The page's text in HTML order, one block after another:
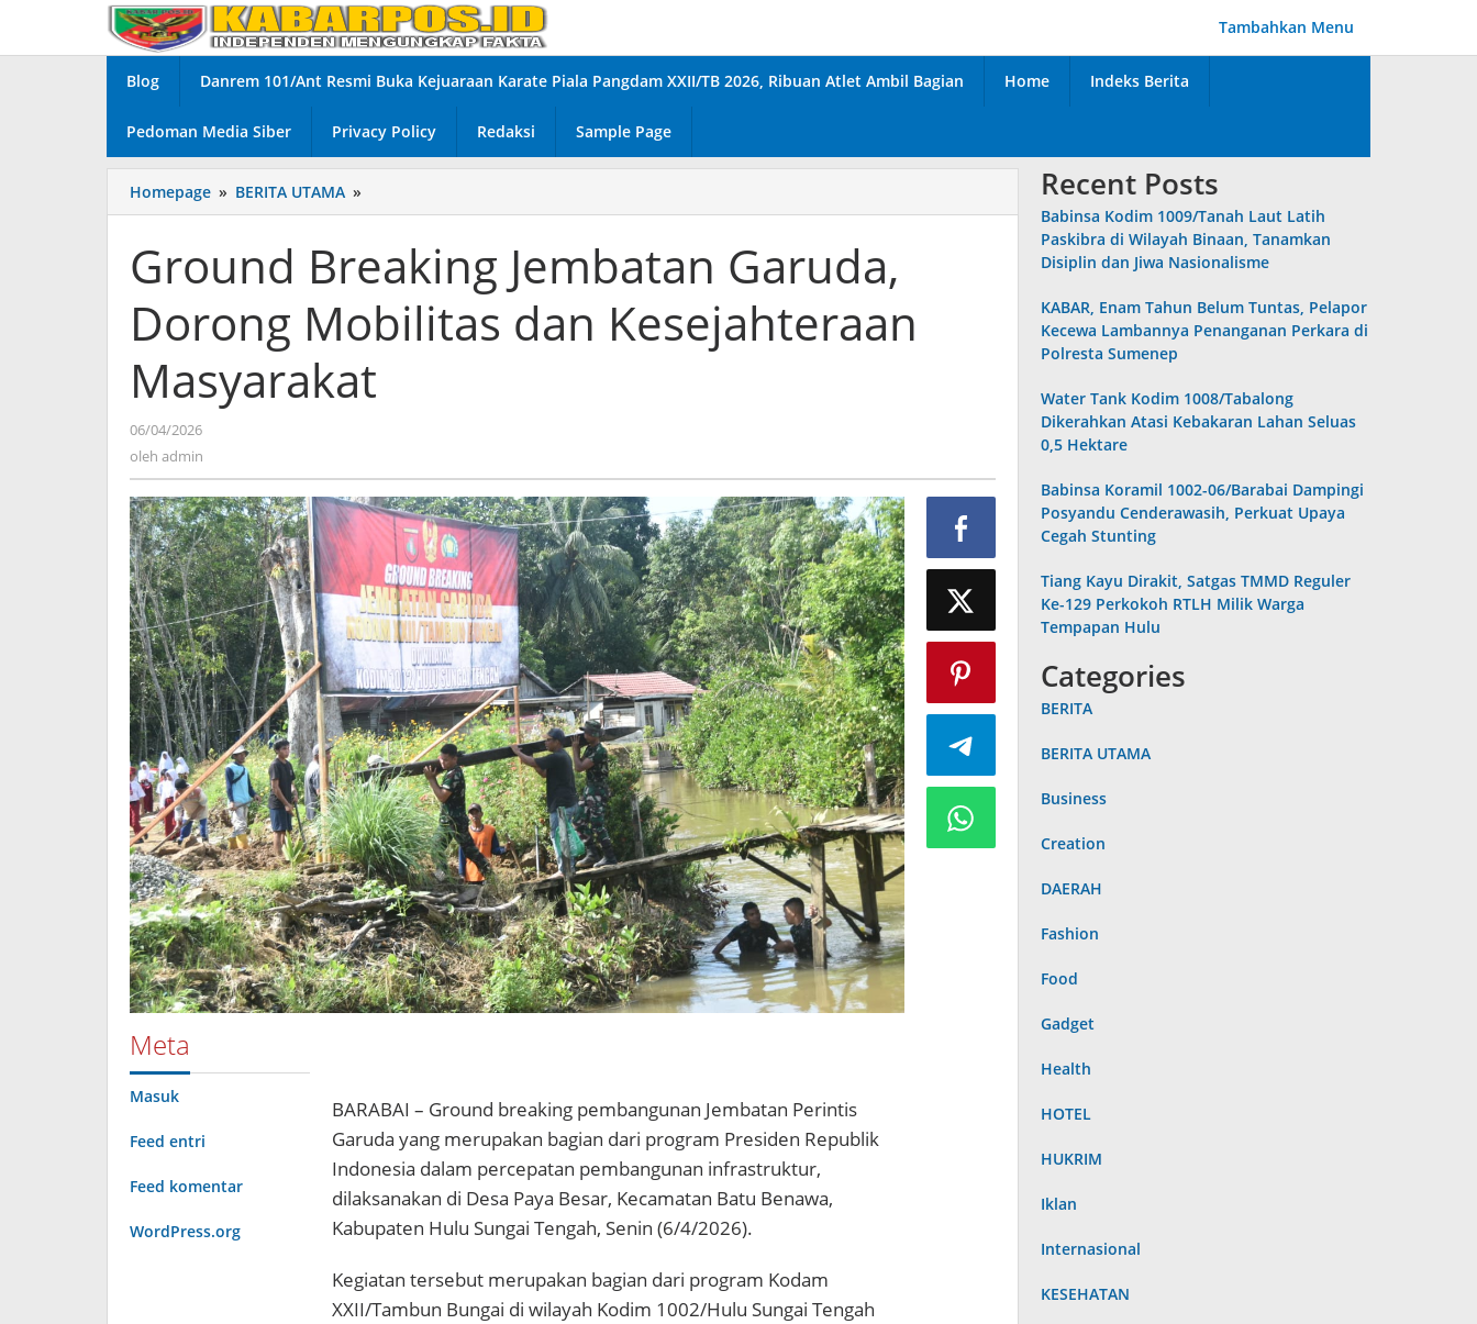
konten
Tambahkan Menu
Blog Danrem 101/Ant Resmi Buka Kejuaraan Karate Piala Pangdam XXII/TB 2026, Ribuan Atlet Ambil Bagian Home Indeks Berita
Pedoman Media Siber Privacy Policy Redaksi Sample Page
Homepage » BERITA UTAMA »
Breaking
Garuda,
Dorong
Mobilitas
dan
Masyarakat
Ground Breaking Jembatan Garuda,
Dorong Mobilitas dan Kesejahteraan
Masyarakat
06/04/2026
oleh admin
Meta
Masuk
Feed entri
Feed komentar
WordPress.org
BARABAI – Ground breaking pembangunan Jembatan Perintis
Garuda yang merupakan bagian dari program Presiden Republik
Indonesia dalam percepatan pembangunan infrastruktur,
dilaksanakan di Desa Paya Besar, Kecamatan Batu Benawa,
Kabupaten Hulu Sungai Tengah, Senin (6/4/2026).
Kegiatan tersebut merupakan bagian dari program Kodam
XXII/Tambun Bungai di wilayah Kodim 1002/Hulu Sungai Tengah
Recent Posts
Babinsa Kodim 1009/Tanah Laut Latih
Paskibra di Wilayah Binaan, Tanamkan
Disiplin dan Jiwa Nasionalisme
KABAR, Enam Tahun Belum Tuntas, Pelapor
Kecewa Lambannya Penanganan Perkara di
Polresta Sumenep
Water Tank Kodim 1008/Tabalong
Dikerahkan Atasi Kebakaran Lahan Seluas
0,5 Hektare
Babinsa Koramil 1002-06/Barabai Dampingi
Posyandu Cenderawasih, Perkuat Upaya
Cegah Stunting
Tiang Kayu Dirakit, Satgas TMMD Reguler
Ke-129 Perkokoh RTLH Milik Warga
Tempapan Hulu
Categories
BERITA
BERITA UTAMA
Business
Creation
DAERAH
Fashion
Food
Gadget
Health
HOTEL
HUKRIM
Iklan
Internasional
KESEHATAN